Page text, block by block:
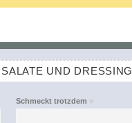
SALATE UND DRESSING
Schmeckt trotzdem »